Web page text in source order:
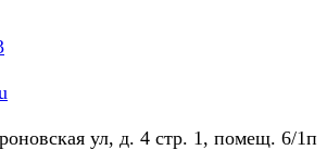
ул, д. 4 стр. 1, помещ. 6/1п